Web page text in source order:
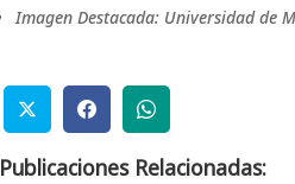
Imagen Destacada: Universidad de
Publicaciones Relacionadas: